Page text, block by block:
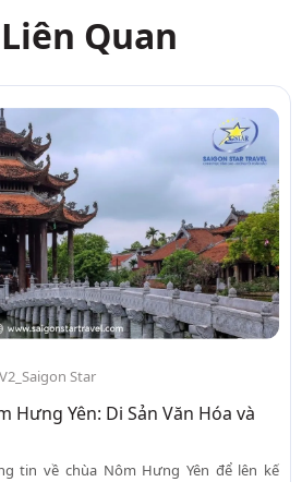
Quan
Star
Hưng Yên: Di Sản Văn Hóa và
tin về chùa Nôm Hưng Yên để lên kế